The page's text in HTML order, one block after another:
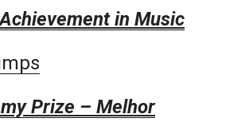
in Music
Prize – Melhor